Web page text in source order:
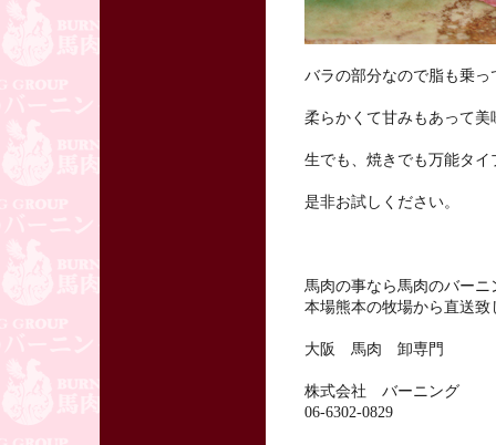
バラの部分なので脂も乗っ
柔らかくて甘みもあって美
生でも、焼きでも万能タイ
是非お試しください。
馬肉の事なら馬肉のバー
本場熊本の牧場から直送致
大阪 馬肉 卸専門
株式会社 バーニング
06-6302-0829